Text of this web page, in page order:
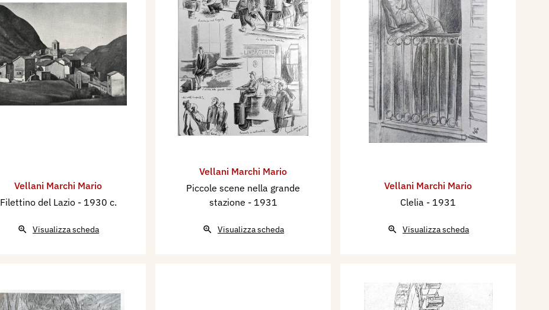
Vellani Marchi Mario
Filettino del Lazio - 1930 c.
Visualizza scheda
Vellani Marchi Mario
Piccole scene nella grande
stazione - 1931
Visualizza scheda
Vellani Marchi Mario
Clelia - 1931
Visualizza scheda